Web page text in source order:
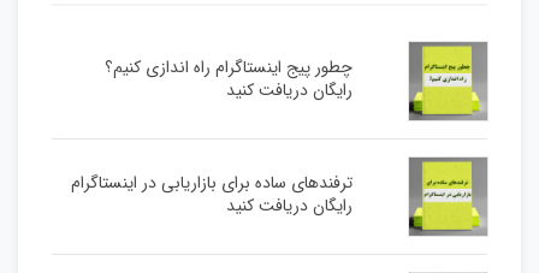
چطور پیج اینستاگرام راه اندازی کنیم؟
رایگان دریافت کنید
ترفندهای ساده برای بازاریابی در اینستاگرام
رایگان دریافت کنید